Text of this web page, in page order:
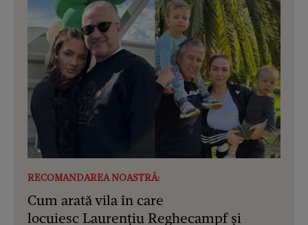
RECOMANDAREA NOASTRĂ:
Cum arată vila în care
locuiesc Laurențiu Reghecampf și